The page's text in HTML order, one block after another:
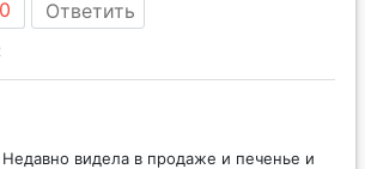
0 Ответить
Недавно видела в продаже и печенье и